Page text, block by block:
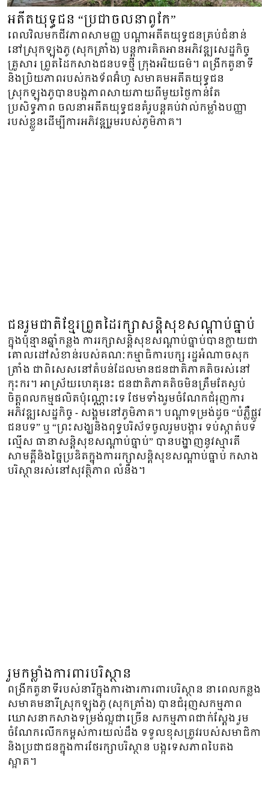
អតីតយុទ្ធជន “ប្រជាចលនាពូកែ”
ពេលវិលមកជីវភាពសាមញ្ញ បណ្តាអតីតយុទ្ធជនគ្រប់ជំនាន់
នៅស្រុកឡុងភូ (សុកត្រាំង) បន្ត​ការគិតអានអភិវឌ្ឍសេដ្ឋកិច្ច
គ្រួសារ ព្រួតដៃកសាង​ជនបទថ្មី ក្រុងអរិយធម៌។ ពង្រីកតួនាទី
និងប្រិយភាពរបស់កងទ័ពអ៊ំហូ សមាគមអតីតយុទ្ធជន
ស្រុកឡុងភូបានបង្កភាពសាយភាយពីមួយថ្ងៃកាន់តែ
ប្រសិទ្ធភាព ចលនាអតីតយុទ្ធជនគំរូបន្តគប់វាល់កម្លាំងបញ្ញា
របស់ខ្លួនដើម្បីការអភិវឌ្ឍរួមរបស់ភូមិភាគ។
ជនរួមជាតិខ្មែរព្រួតដៃរក្សាសន្តិសុខសណ្ដាប់ធ្នាប់
ក្នុងប៉ុន្មានឆ្នាំកន្លង ការរក្សាសន្តិសុខសណ្ដាប់ធ្នាប់បានក្លាយជា
គោលដៅសំខាន់របស់គណៈកម្មាធិការបក្ស រដ្ឋអំណាចសុក
ត្រាំង ជាពិសេសនៅតំបន់ដែលមានជនជាតិភាគតិចរស់នៅ
កុះករ។ អាស្រ័យហេតុនេះ ជនជាតិភាគតិចមិនត្រឹមតែស្ងប់
ចិត្តពលកម្មផលិតប៉ុណ្ណោះទេ ថែមទាំងរួមចំណែកជំរុញការ
អភិវឌ្ឍសេដ្ឋកិច្ច - សង្គមនៅភូមិភាគ។ បណ្តាទម្រង់ដូច “បំភ្លឺផ្លូវ
ជនបទ” ឬ “ព្រះសង្ឃនិងពុទ្ធបរិស័ទចូលរួមបង្ការ ទប់ស្កាត់បទ
ល្មើស ធានាសន្តិសុខសណ្តាប់ធ្នាប់” បានបង្ហាញនូវស្មារតី
សាមគ្គីនិងច្នៃប្រឌិតក្នុងការរក្សាសន្តិសុខសណ្តាប់ធ្នាប់ កសាង
បរិស្ថានរស់នៅសុវត្ថិភាព លំនឹង។
រួមកម្លាំងការពារបរិស្ថាន
ពង្រីកតួនាទីរបស់នារីក្នុងការងារការពារបរិស្ថាន នាពេលកន្លង
សមាគមនារីស្រុកឡុងភូ (សុកត្រាំង) បានជំរុញសកម្មភាព
ឃោសនាកសាងទម្រង់ល្អជាច្រើន សកម្មភាពជាក់ស្តែង រួម
ចំណែកលើកកម្ពស់ការយល់ដឹង ទទួលខុសត្រូវរបស់សមាជិកា
និងប្រជាជនក្នុងការថែរក្សាបរិស្ថាន បង្កទេសភាពបៃតង
ស្អាត។